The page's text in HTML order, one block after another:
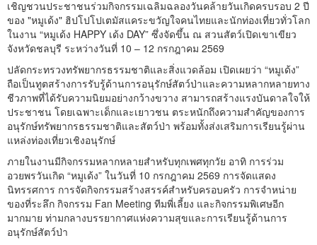
เชิญชวนประชาชนร่วมกิจกรรมเฉลิมฉลองวันคล้ายวันเกิดครบรอบ 2 ปี
ของ "หมูเด้ง" ฮิปโปโปเตมัสแคระขวัญใจคนไทยและนักท่องเที่ยวทั่วโลก
ในงาน “หมูเด้ง HAPPY เด้ง DAY” ซึ่งจัดขึ้น ณ สวนสัตว์เปิดเขาเขียว
จังหวัดชลบุรี ระหว่างวันที่ 10 – 12 กรกฎาคม 2569
ปลัดกระทรวงทรัพยากรธรรมชาติและสิ่งแวดล้อม เปิดเผยว่า “หมูเด้ง”
ถือเป็นทูตสร้างการรับรู้ด้านการอนุรักษ์สัตว์ป่าและความหลากหลายทาง
ชีวภาพที่ได้รับความนิยมอย่างกว้างขวาง สามารถสร้างแรงบันดาลใจให้
ประชาชน โดยเฉพาะเด็กและเยาวชน ตระหนักถึงความสำคัญของการ
อนุรักษ์ทรัพยากรธรรมชาติและสัตว์ป่า พร้อมทั้งส่งเสริมการเรียนรู้ผ่าน
แหล่งท่องเที่ยวเชิงอนุรักษ์
ภายในงานมีกิจกรรมหลากหลายสำหรับทุกเพศทุกวัย อาทิ การร่วม
อวยพรวันเกิด “หมูเด้ง” ในวันที่ 10 กรกฎาคม 2569 การจัดแสดง
นิทรรศการ การจัดกิจกรรมสร้างสรรค์สำหรับครอบครัว การจำหน่าย
ของที่ระลึก กิจกรรม Fan Meeting ทีมพี่เลี้ยง และกิจกรรมพิเศษอีก
มากมาย ท่ามกลางบรรยากาศแห่งความสุขและการเรียนรู้ด้านการ
อนุรักษ์สัตว์ป่า